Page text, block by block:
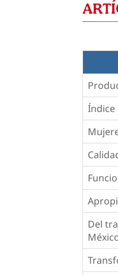
Índice
Del